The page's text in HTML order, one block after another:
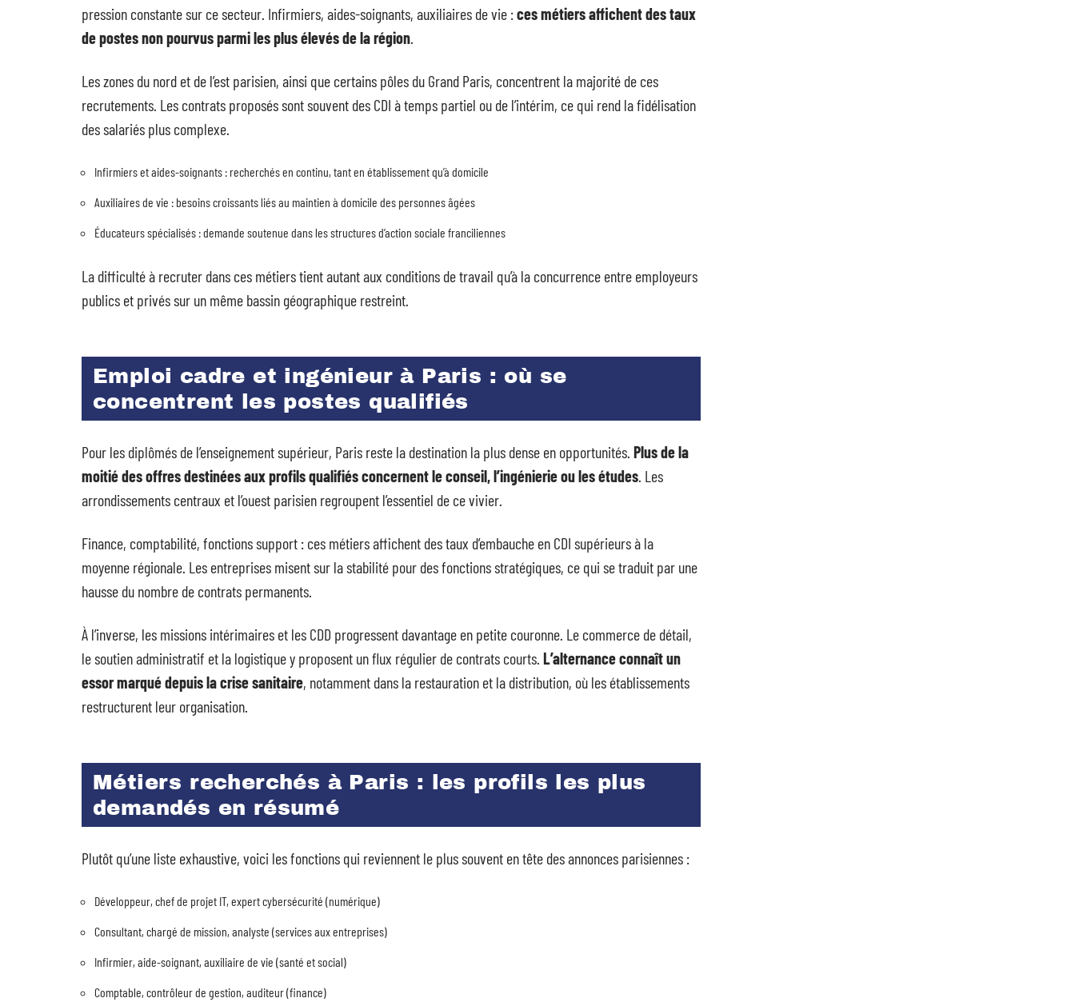
pression constante sur ce secteur. Infirmiers, aides-soignants, auxiliaires de vie :ces métiers affichent des taux
de postes non pourvus parmi les plus élevés de la région.
Les zones du nord et de l’est parisien, ainsi que certains pôles du Grand Paris, concentrent la majorité de ces
recrutements. Les contrats proposés sont souvent des CDI à temps partiel ou de l’intérim, ce qui rend la fidélisation
des salariés plus complexe.
Infirmiers et aides-soignants : recherchés en continu, tant en établissement qu’à domicile
Auxiliaires de vie : besoins croissants liés au maintien à domicile des personnes âgées
Éducateurs spécialisés : demande soutenue dans les structures d’action sociale franciliennes
La difficulté à recruter dans ces métiers tient autant aux conditions de travail qu’à la concurrence entre employeurs
publics et privés sur un même bassin géographique restreint.
Emploi cadre et ingénieur à Paris : où se
concentrent les postes qualifiés
Pour les diplômés de l’enseignement supérieur, Paris reste la destination la plus dense en opportunités. Plus de la
moitié des offres destinées aux profils qualifiés concernent le conseil, l’ingénierie ou les études. Les
arrondissements centraux et l’ouest parisien regroupent l’essentiel de ce vivier.
Finance, comptabilité, fonctions support : ces métiers affichent des taux d’embauche en CDI supérieurs à la
moyenne régionale. Les entreprises misent sur la stabilité pour des fonctions stratégiques, ce qui se traduit par une
hausse du nombre de contrats permanents.
À l’inverse, les missions intérimaires et les CDD progressent davantage en petite couronne. Le commerce de détail,
le soutien administratif et la logistique y proposent un flux régulier de contrats courts. L’alternance connaît un
essor marqué depuis la crise sanitaire, notamment dans la restauration et la distribution, où les établissements
restructurent leur organisation.
Métiers recherchés à Paris : les profils les plus
demandés en résumé
Plutôt qu’une liste exhaustive, voici les fonctions qui reviennent le plus souvent en tête des annonces parisiennes :
Développeur, chef de projet IT, expert cybersécurité (numérique)
Consultant, chargé de mission, analyste (services aux entreprises)
Infirmier, aide-soignant, auxiliaire de vie (santé et social)
Comptable, contrôleur de gestion, auditeur (finance)